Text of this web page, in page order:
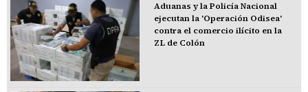
Aduanas y la Policía Nacional
ejecutan la 'Operación Odisea'
contra el comercio ilícito en la
ZL de Colón